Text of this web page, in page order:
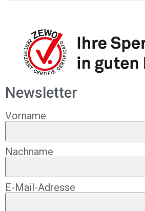
Newsletter
Vorname
Nachname
E-Mail-Adresse